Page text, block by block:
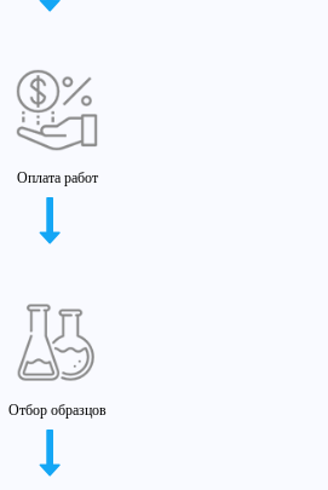
Оплата работ
Отбор образцов